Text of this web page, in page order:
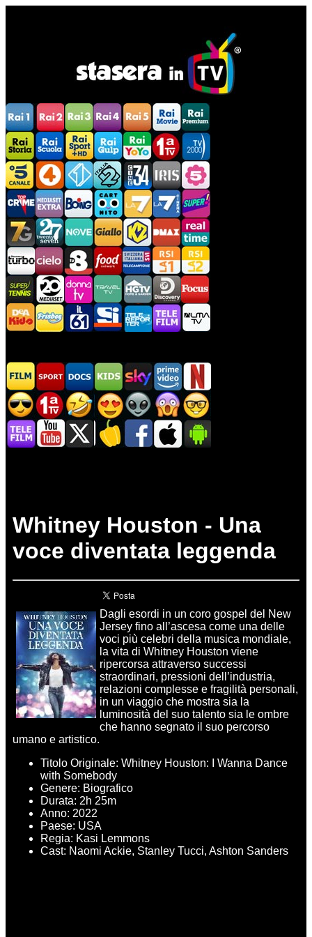
Whitney Houston - Una
voce diventata leggenda
Dagli esordi in un coro gospel del New
Jersey fino all’ascesa come una delle
voci più celebri della musica mondiale,
la vita di Whitney Houston viene
ripercorsa attraverso successi
straordinari, pressioni dell’industria,
relazioni complesse e fragilità personali,
in un viaggio che mostra sia la
luminosità del suo talento sia le ombre
che hanno segnato il suo percorso
umano e artistico.
Titolo Originale: Whitney Houston: I Wanna Dance
with Somebody
Genere: Biografico
Durata: 2h 25m
Anno: 2022
Paese: USA
Regia: Kasi Lemmons
Cast: Naomi Ackie, Stanley Tucci, Ashton Sanders